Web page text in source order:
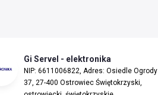
Gi Servel - elektronika
NIP: 6611006822, Adres: Osiedle Ogrody
37, 27-400 Ostrowiec Świętokrzyski,